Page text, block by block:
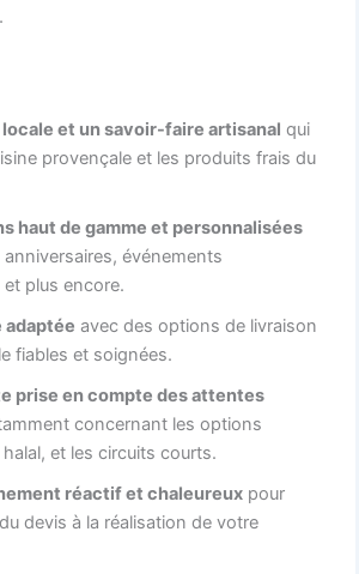
et un savoir-faire artisanal qui
provençale et les produits frais du
haut de gamme et personnalisées
événements
plus encore.
adaptée avec des options de livraison
fiables et soignées.
prise en compte des attentes
concernant les options
et les circuits courts.
réactif et chaleureux pour
devis à la réalisation de votre